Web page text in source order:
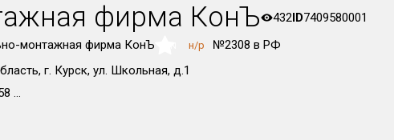
фирма КонЪ 432ID7409580001
монтажная фирма КонЪ н/р
№2308 в РФ
г. Курск, ул. Школьная, д.1
...